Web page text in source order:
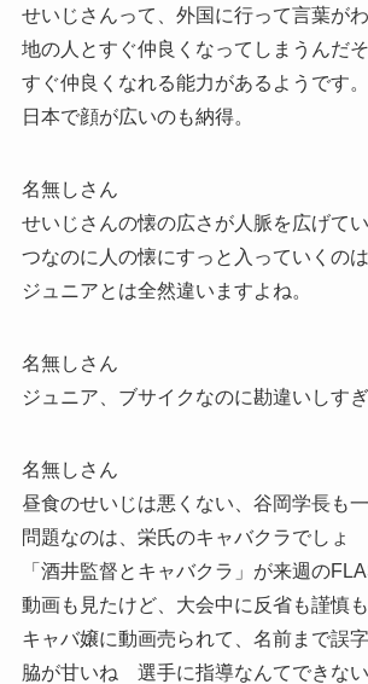
せいじさんって、外国に行って言葉が
地の人とすぐ仲良くなってしまうんだ
すぐ仲良くなれる能力があるようです。
日本で顔が広いのも納得。
名無しさん
せいじさんの懐の広さが人脈を広げて
つなのに人の懐にすっと入っていくのは
ジュニアとは全然違いますよね。
名無しさん
ジュニア、ブサイクなのに勘違いしす
名無しさん
昼食のせいじは悪くない、谷岡学長も一
問題なのは、栄氏のキャバクラでしょ
「酒井監督とキャバクラ」が来週の
動画も見たけど、大会中に反省も謹慎も
キャバ嬢に動画売られて、名前まで誤字
脇が甘いね 選手に指導なんてできない